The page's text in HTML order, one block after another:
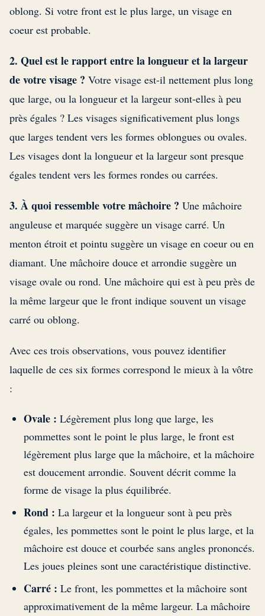
oblong. Si votre front est le plus large, un visage en
coeur est probable.
2. Quel est le rapport entre la longueur et la largeur
de votre visage ? Votre visage est-il nettement plus long
que large, ou la longueur et la largeur sont-elles à peu
près égales ? Les visages significativement plus longs
que larges tendent vers les formes oblongues ou ovales.
Les visages dont la longueur et la largeur sont presque
égales tendent vers les formes rondes ou carrées.
3. À quoi ressemble votre mâchoire ? Une mâchoire
anguleuse et marquée suggère un visage carré. Un
menton étroit et pointu suggère un visage en coeur ou en
diamant. Une mâchoire douce et arrondie suggère un
visage ovale ou rond. Une mâchoire qui est à peu près de
la même largeur que le front indique souvent un visage
carré ou oblong.
Avec ces trois observations, vous pouvez identifier
laquelle de ces six formes correspond le mieux à la vôtre
:
Ovale : Légèrement plus long que large, les
pommettes sont le point le plus large, le front est
légèrement plus large que la mâchoire, et la mâchoire
est doucement arrondie. Souvent décrit comme la
forme de visage la plus équilibrée.
Rond : La largeur et la longueur sont à peu près
égales, les pommettes sont le point le plus large, et la
mâchoire est douce et courbée sans angles prononcés.
Les joues pleines sont une caractéristique distinctive.
Carré : Le front, les pommettes et la mâchoire sont
approximativement de la même largeur. La mâchoire